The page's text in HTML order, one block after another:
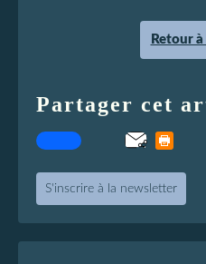
Retour à
Partager cet
S'inscrire à la newsletter